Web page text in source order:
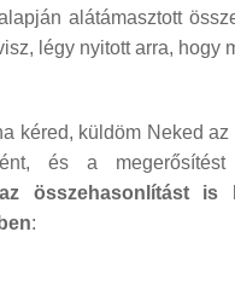
alátámasztott
légy nyitott arra, hogy
kéred, küldöm Neked az
és a megerősítést
az összehasonlítást is
: